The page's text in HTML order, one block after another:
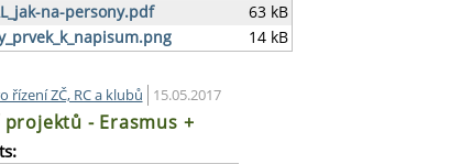
na-persony.pdf
63 kB
14 kB
řízení ZČ, RC a klubů 15.05.2017
projektů - Erasmus +